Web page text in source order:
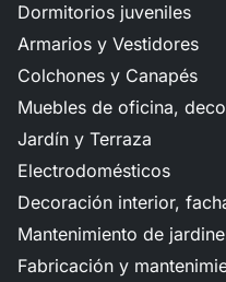
Dormitorios juveniles
Armarios y Vestidores
Colchones y Canapés
Muebles de oficina,
Jardín y Terraza
Electrodomésticos
Decoración interior,
Mantenimiento de
Fabricación y